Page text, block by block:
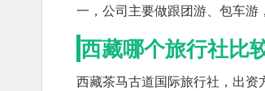
一，公司主要做跟团游、包车游
西藏哪个旅行社比
西藏茶马古道国际旅行社，出